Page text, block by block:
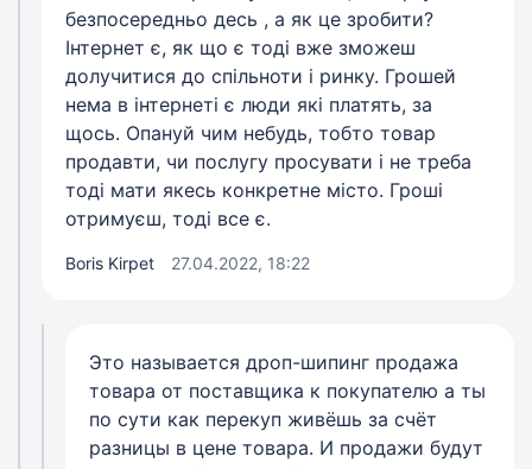
безпосередньо десь , а як це зробити?
Інтернет є, як що є тоді вже зможеш
долучитися до спільноти і ринку. Грошей
нема в інтернеті є люди які платять, за
щось. Опануй чим небудь, тобто товар
продавти, чи послугу просувати і не треба
тоді мати якесь конкретне місто. Гроші
отримуєш, тоді все є.
Boris Kirpet 27.04.2022, 18:22
Это называется дроп-шипинг продажа
товара от поставщика к покупателю а ты
по сути как перекуп живёшь за счёт
разницы в цене товара. И продажи будут